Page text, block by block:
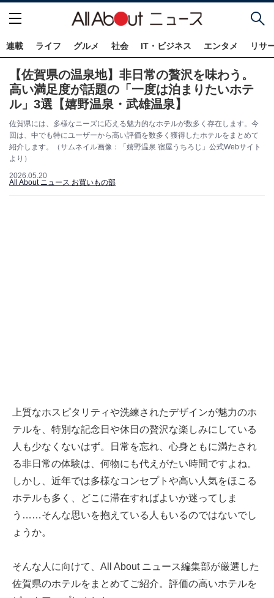
連載 ライフ グルメ 社会 IT・ビジネス エンタメ リサ
【佐賀県の温泉地】非日常の贅沢を味わう。
高い満足度が話題の「一度は泊まりたいホテ
ル」3選【嬉野温泉・武雄温泉】
佐賀県には、多様なニーズに応える魅力的なホテルが数多く存在します。今
回は、中でも特にユーザーから高い評価を数多く獲得したホテルをまとめて
紹介します。（サムネイル画像：「嬉野温泉 宿屋うちろじ」公式Webサイト
より）
2026.05.20
All About ニュース お買いもの部
上質なホスピタリティや洗練されたデザインが魅力のホ
テルを、特別な記念日や休日の贅沢な楽しみにしている
人も少なくないはず。日常を忘れ、心身ともに満たされ
る非日常の体験は、何物にも代えがたい時間ですよね。
しかし、近年では多様なコンセプトや高い人気をほこる
ホテルも多く、どこに滞在すればよいか迷ってしま
う……そんな思いを抱えている人もいるのではないでし
ょうか。
そんな人に向けて、All About ニュース編集部が厳選した
佐賀県のホテルをまとめてご紹介。評価の高いホテルを